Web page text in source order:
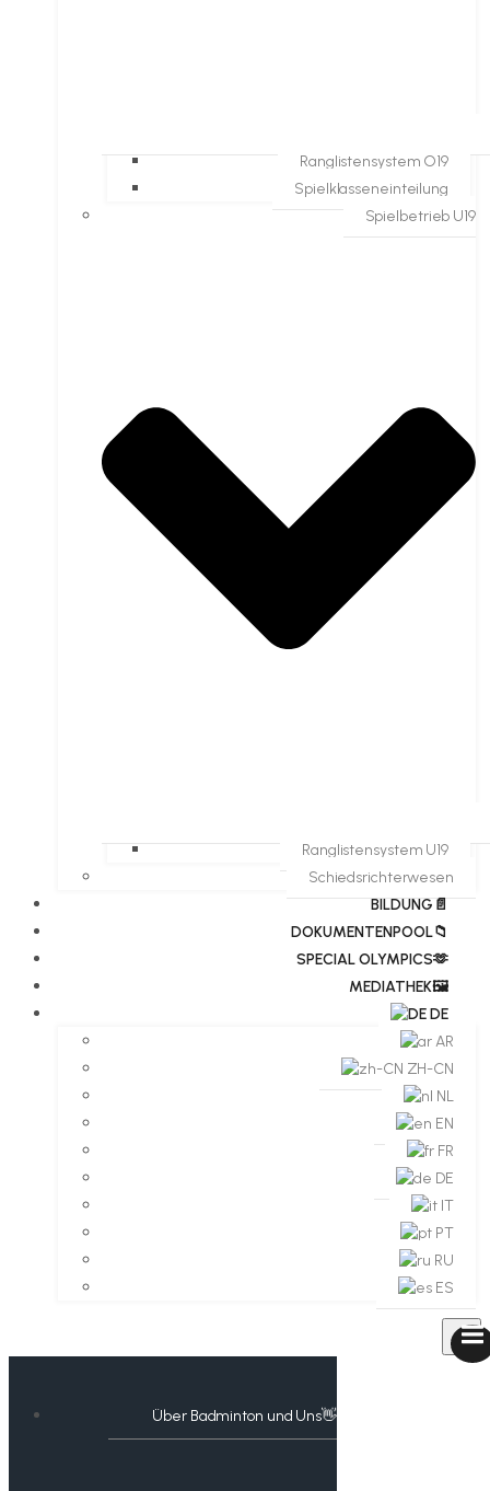
Ranglistensystem O19
Spielklasseneinteilung
Spielbetrieb U19
Ranglistensystem U19
Schiedsrichterwesen
BILDUNG📄
DOKUMENTENPOOL📁
​​SPECIAL OLYMPICS🫶
MEDIATHEK🖼️​
DE
AR
ZH-CN
NL
EN
FR
DE
IT
PT
RU
ES
Über Badminton und Uns👋